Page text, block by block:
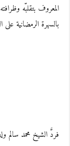
المعروف بتقلبّه
بالسهرة الرمضانية على
فردَّ الشيخ محمد سالم